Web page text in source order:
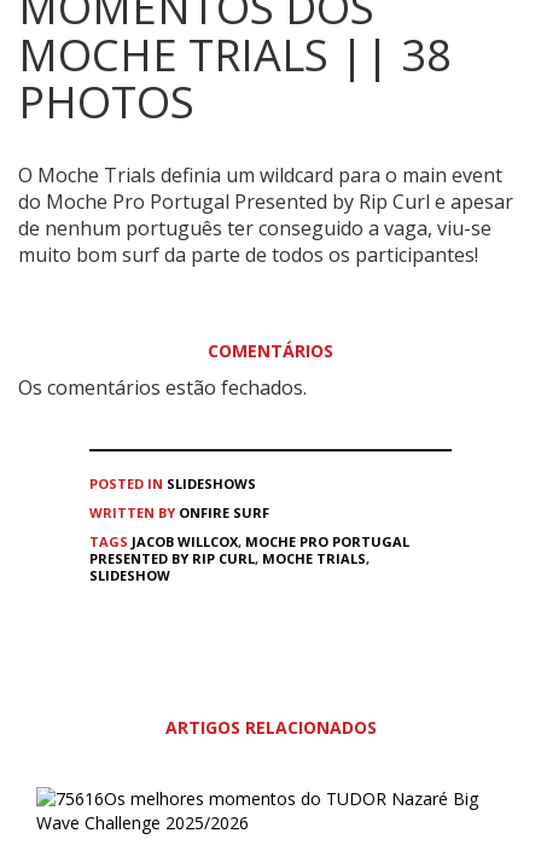
MOCHE TRIALS || 38
PHOTOS
O Moche Trials definia um wildcard para o main event
do Moche Pro Portugal Presented by Rip Curl e apesar
de nenhum português ter conseguido a vaga, viu-se
muito bom surf da parte de todos os participantes!
COMENTÁRIOS
Os comentários estão fechados.
POSTED IN SLIDESHOWS
WRITTEN BY ONFIRE SURF
TAGS JACOB WILLCOX, MOCHE PRO PORTUGAL
PRESENTED BY RIP CURL, MOCHE TRIALS,
SLIDESHOW
ARTIGOS RELACIONADOS